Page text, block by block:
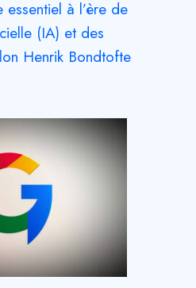
essentiel à l’ère de
(IA) et des
Henrik Bondtofte